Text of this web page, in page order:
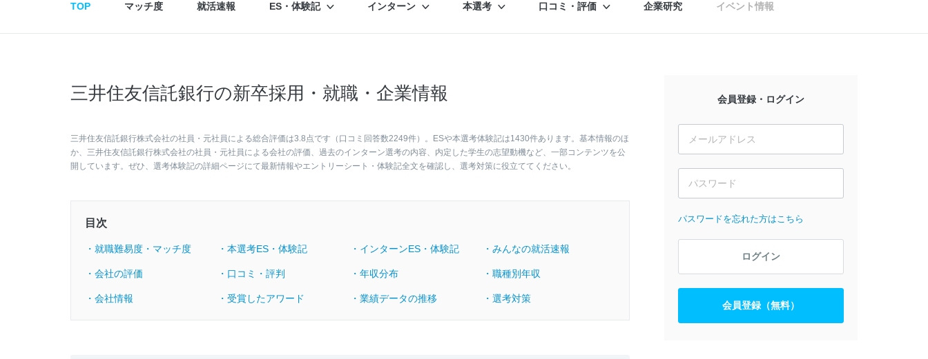
TOP マッチ度 就活速報 ES・体験記 インターン 本選考 口コミ・評価 企業研究 イベント情報
三井住友信託銀行の新卒採用・就職・企業情報
三井住友信託銀行株式会社の社員・元社員による総合評価は3.8点です（口コミ回答数2249件）。ESや本選考体験記は1430件あります。基本情報のほ
か、三井住友信託銀行株式会社の社員・元社員による会社の評価、過去のインターン選考の内容、内定した学生の志望動機など、一部コンテンツを公
開しています。ぜひ、選考体験記の詳細ページにて最新情報やエントリーシート・体験記全文を確認し、選考対策に役立ててください。
目次
・就職難易度・マッチ度 ・本選考ES・体験記 ・インターンES・体験記 ・みんなの就活速報
・会社の評価 ・口コミ・評判 ・年収分布 ・職種別年収
・会社情報 ・受賞したアワード ・業績データの推移 ・選考対策
会員登録・ログイン
パスワードを忘れた方はこちら
ログイン
会員登録（無料）